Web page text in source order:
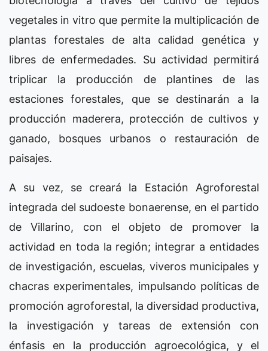
vegetales in vitro que permite la multiplicación de
plantas forestales de alta calidad genética y
libres de enfermedades. Su actividad permitirá
triplicar la producción de plantines de las
estaciones forestales, que se destinarán a la
producción maderera, protección de cultivos y
ganado, bosques urbanos o restauración de
paisajes.
A su vez, se creará la Estación Agroforestal
integrada del sudoeste bonaerense, en el partido
de Villarino, con el objeto de promover la
actividad en toda la región; integrar a entidades
de investigación, escuelas, viveros municipales y
chacras experimentales, impulsando políticas de
promoción agroforestal, la diversidad productiva,
la investigación y tareas de extensión con
énfasis en la producción agroecológica, y el